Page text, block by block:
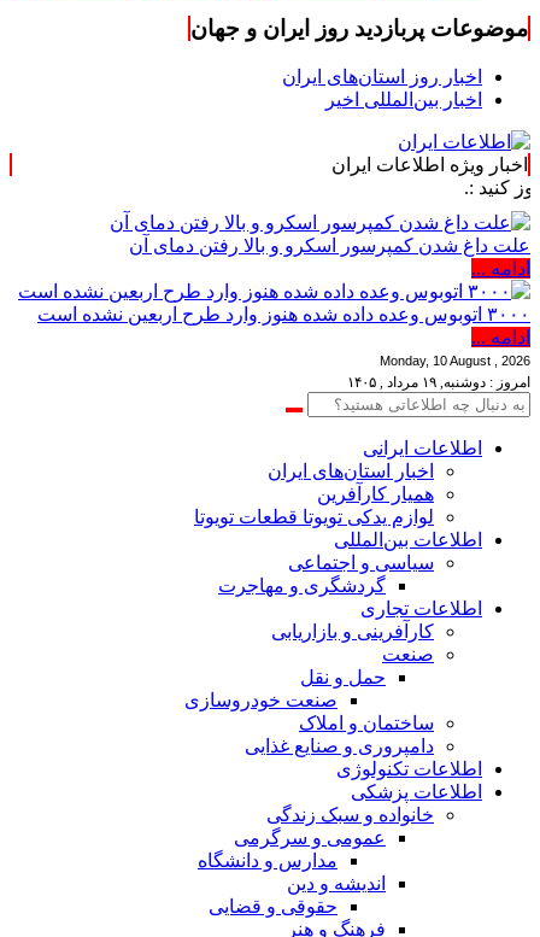
موضوعات پربازدید روز ایران و جهان
اخبار روز استان‌های ایران
اخبار بین‌المللی اخیر
اخبار ویژه اطلاعات ایران
علت داغ شدن کمپرسور اسکرو و بالا رفتن دمای آن
ادامه ...
۳۰۰۰ اتوبوس وعده داده شده هنوز وارد طرح اربعین نشده است
ادامه ...
Monday, 10 August , 2026
امروز : دوشنبه, ۱۹ مرداد , ۱۴۰۵
اطلاعات‌ ‎ایرانی
اخبار استان‌های ایران
همیار کارآفرین
لوازم یدکی تویوتا قطعات تویوتا
اطلاعات بین‌المللی
سیاسی و اجتماعی
گردشگری و مهاجرت
اطلاعات تجاری
کارآفرینی و بازاریابی
صنعت
حمل و نقل
صنعت خودروسازی
ساختمان و املاک
دامپروری و صنایع غذایی
اطلاعات تکنولوژی
اطلاعات پزشکی
خانواده و سبک زندگی
عمومی و سرگرمی
مدارس و دانشگاه
اندیشه و دین
حقوقی و قضایی
فرهنگ و هنر